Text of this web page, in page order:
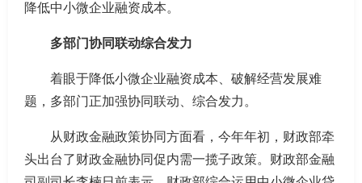
降低中小微企业融资成本。
多部门协同联动综合发力
着眼于降低小微企业融资成本、破解经营发展难
题，多部门正加强协同联动、综合发力。
从财政金融政策协同方面看，今年年初，财政部牵
头出台了财政金融协同促内需一揽子政策。财政部金融